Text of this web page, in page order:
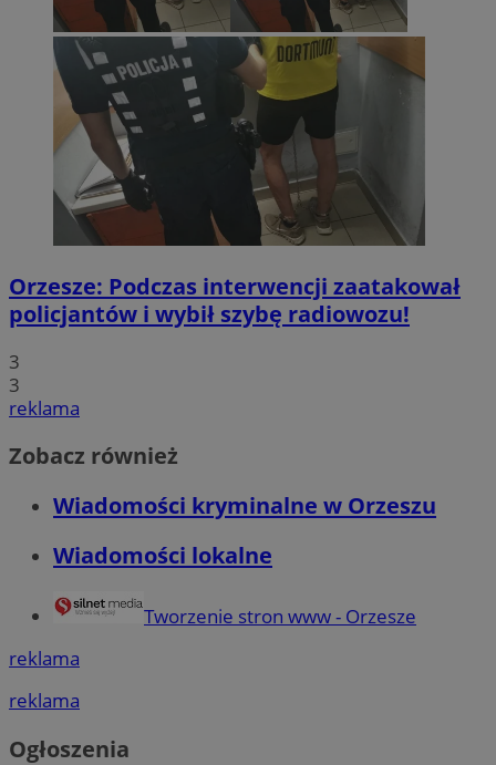
Orzesze: Podczas interwencji zaatakował
policjantów i wybił szybę radiowozu!
3
3
reklama
Zobacz również
Wiadomości kryminalne w Orzeszu
Wiadomości lokalne
Tworzenie stron www - Orzesze
reklama
reklama
Ogłoszenia